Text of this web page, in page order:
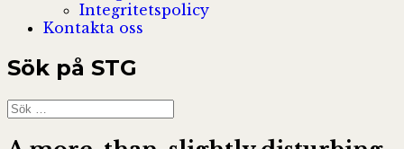
Integritetspolicy
Kontakta oss
Sök på STG
Sök
efter: